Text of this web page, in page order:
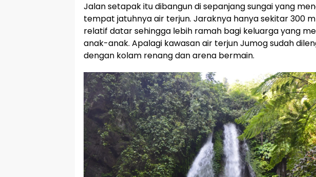
Jalan setapak itu dibangun di sepanjang sungai yang
tempat jatuhnya air terjun. Jaraknya hanya sekitar 300
relatif datar sehingga lebih ramah bagi keluarga yang
anak-anak. Apalagi kawasan air terjun Jumog sudah
dengan kolam renang dan arena bermain.